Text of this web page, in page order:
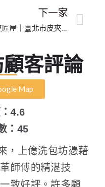
下一家
皮匠屋｜臺北市皮夾內襯更換｜專科級修復皮革與高奢包款
客評論
Map
4.6
：45
，上億洗包坊憑藉
師傅的精湛技
致好評。許多顧